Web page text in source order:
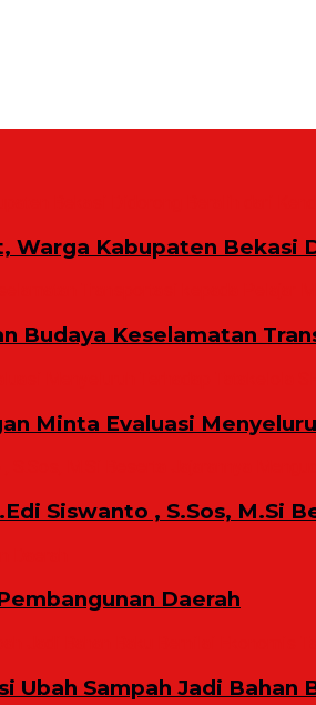
Warga Kabupaten Bekasi
Budaya Keselamatan
Minta Evaluasi
Siswanto , S.Sos, M.Si
Daerah
Ubah Sampah Jadi